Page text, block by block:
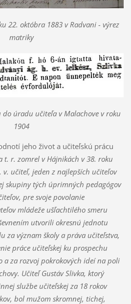
22. októbra 1883 v Radvani - výrez
matriky
do úradu učiteľa v Malachove v roku
1904
jeho život a učiteľskú prácu
t. r. zomrel v Hájnikách v 38. roku
v. učiteľ, jeden z najlepších učiteľov
skupiny tých úprimných pedagógov
pre svoje povolanie
mládeže ušľachtilého smeru
utvorili okresnú jednotu
za význam školy a práva učiteľstva,
práce učiteľskej ku prospechu
a za rozvoj pokrokových ideí na poli
Učiteľ Gustáv Slivka, ktorý
službe učiteľskej za 18 rokov
bol mužom skromnej, tichej,